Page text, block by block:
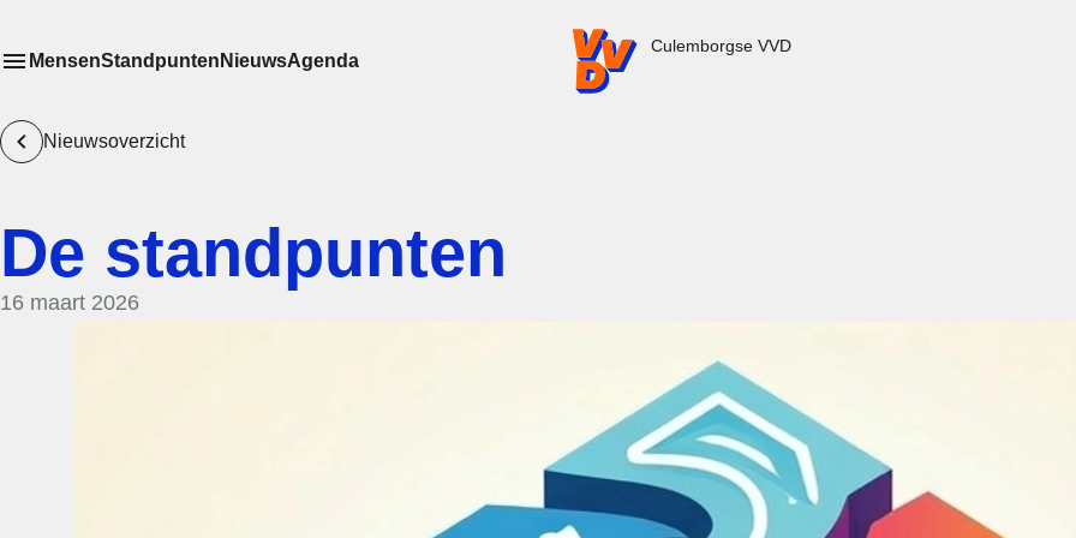
VVD.nl - Ga naar de homepage
Culemborgse VVD
Toon het submenu van
Meer menu items
MensenStandpunten NieuwsAgenda
Nieuwsoverzicht
De standpunten
16 maart 2026